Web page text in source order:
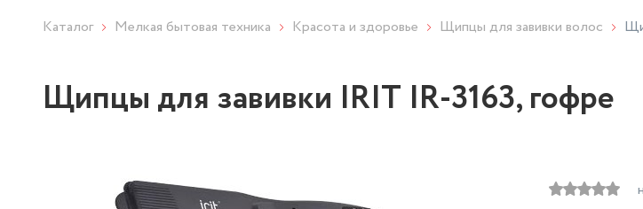
Каталог Мелкая бытовая техника Красота и здоровье Щипцы для завивки волос
Щипцы для завивки IRIT IR-3163, гофре